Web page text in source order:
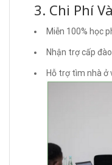
3. Chi Phí
Miễn 100% học
Nhận trợ cấp
Hỗ trợ tìm nhà ở